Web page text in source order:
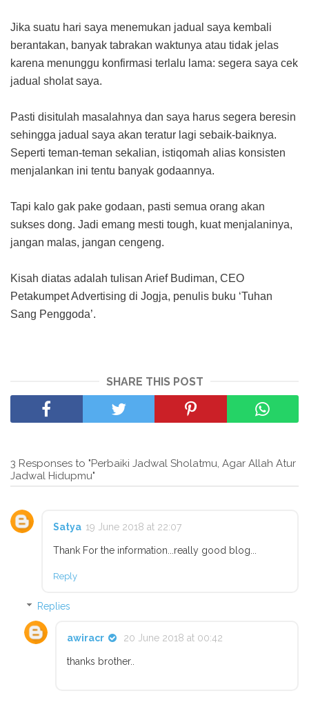
Jika suatu hari saya menemukan jadual saya kembali
berantakan, banyak tabrakan waktunya atau tidak jelas
karena menunggu konfirmasi terlalu lama: segera saya cek
jadual sholat saya.
Pasti disitulah masalahnya dan saya harus segera beresin
sehingga jadual saya akan teratur lagi sebaik-baiknya.
Seperti teman-teman sekalian, istiqomah alias konsisten
menjalankan ini tentu banyak godaannya.
Tapi kalo gak pake godaan, pasti semua orang akan
sukses dong. Jadi emang mesti tough, kuat menjalaninya,
jangan malas, jangan cengeng.
Kisah diatas adalah tulisan Arief Budiman, CEO
Petakumpet Advertising di Jogja, penulis buku ‘Tuhan
Sang Penggoda’.
SHARE THIS POST
3 Responses to "Perbaiki Jadwal Sholatmu, Agar Allah Atur
Jadwal Hidupmu"
Satya 19 June 2018 at 22:07
Thank For the information...really good blog...
Reply
Replies
awiracr 20 June 2018 at 00:42
thanks brother..